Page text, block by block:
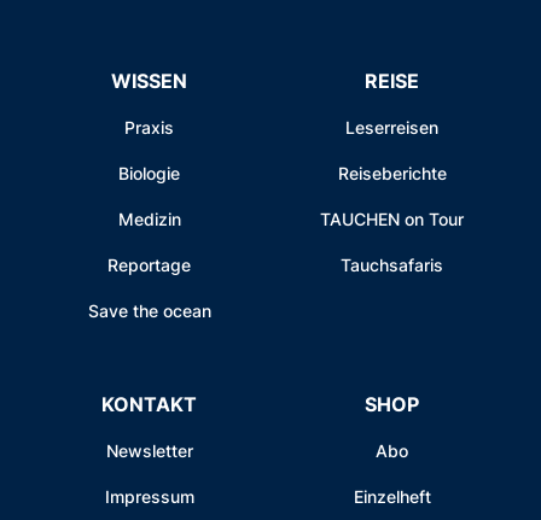
WISSEN
Praxis
Biologie
Medizin
Reportage
Save the ocean
REISE
Leserreisen
Reiseberichte
TAUCHEN on Tour
Tauchsafaris
KONTAKT
Newsletter
Impressum
SHOP
Abo
Einzelheft